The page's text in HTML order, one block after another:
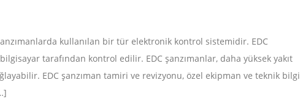
kullanılan bir tür elektronik kontrol sistemidir. EDC
tarafından kontrol edilir. EDC şanzımanlar, daha yüksek yakıt
EDC şanzıman tamiri ve revizyonu, özel ekipman ve teknik bilgi